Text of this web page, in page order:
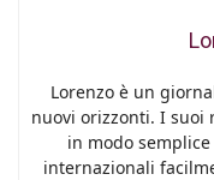
Lorenzo è un
nuovi orizzonti. I suoi
in modo
internazionali